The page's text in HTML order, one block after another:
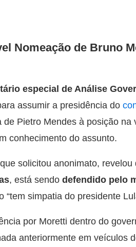
Nomeação de Bruno
especial de Análise
assumir a presidência do
de Pietro Mendes à posição
conhecimento do assunto.
solicitou anonimato,
, está sendo defendido pelo
“tem simpatia do presidente
por Moretti dentro do
anteriormente em veículos